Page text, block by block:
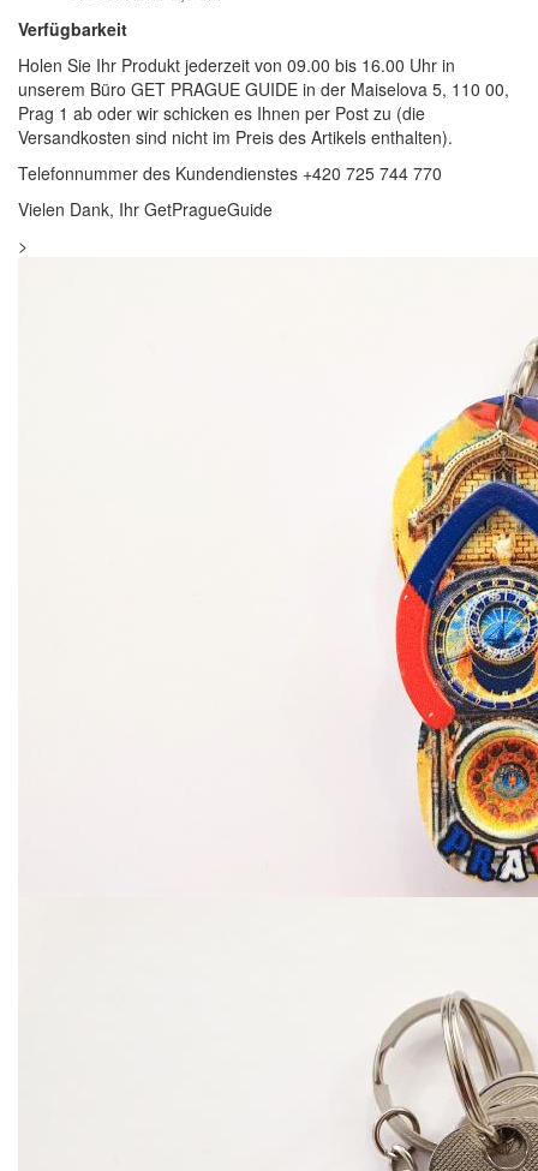
Verfügbarkeit
Holen Sie Ihr Produkt jederzeit von 09.00 bis 16.00 Uhr in
unserem Büro GET PRAGUE GUIDE in der Maiselova 5, 110 00,
Prag 1 ab oder wir schicken es Ihnen per Post zu (die
Versandkosten sind nicht im Preis des Artikels enthalten).
Telefonnummer des Kundendienstes +420 725 744 770
Vielen Dank, Ihr GetPragueGuide
>